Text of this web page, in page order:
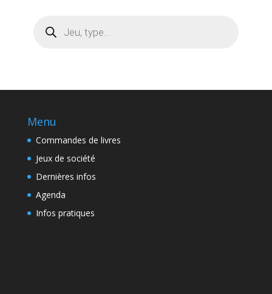
produits
Menu
Commandes de livres
Jeux de société
Dernières infos
Agenda
Infos pratiques